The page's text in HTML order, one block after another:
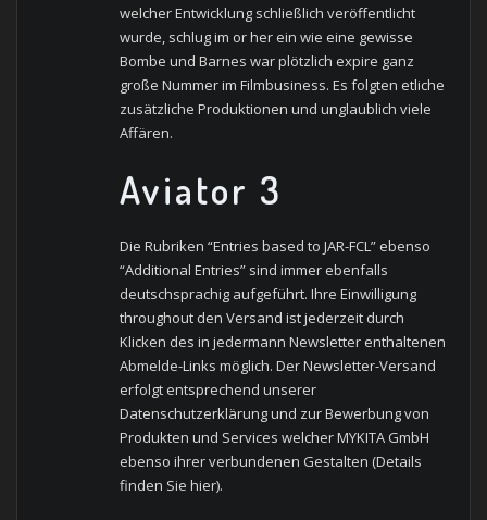
welcher Entwicklung schließlich veröffentlicht
wurde, schlug im or her ein wie eine gewisse
Bombe und Barnes war plötzlich expire ganz
große Nummer im Filmbusiness. Es folgten etliche
zusätzliche Produktionen und unglaublich viele
Affären.
Aviator 3
Die Rubriken “Entries based to JAR-FCL” ebenso
“Additional Entries” sind immer ebenfalls
deutschsprachig aufgeführt. Ihre Einwilligung
throughout den Versand ist jederzeit durch
Klicken des in jedermann Newsletter enthaltenen
Abmelde-Links möglich. Der Newsletter-Versand
erfolgt entsprechend unserer
Datenschutzerklärung und zur Bewerbung von
Produkten und Services welcher MYKITA GmbH
ebenso ihrer verbundenen Gestalten (Details
finden Sie hier).